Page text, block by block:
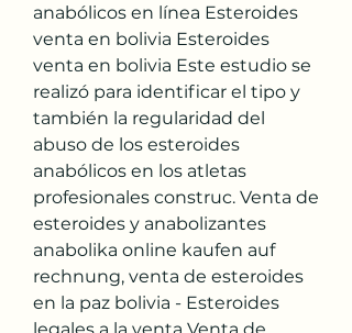
anabólicos en línea Esteroides
venta en bolivia Esteroides
venta en bolivia Este estudio se
realizó para identificar el tipo y
también la regularidad del
abuso de los esteroides
anabólicos en los atletas
profesionales construc. Venta de
esteroides y anabolizantes
anabolika online kaufen auf
rechnung, venta de esteroides
en la paz bolivia - Esteroides